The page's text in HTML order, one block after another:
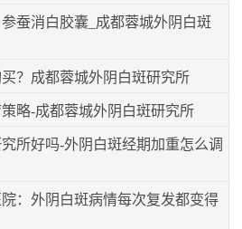
蚕消白胶囊_成都蓉城外阴白斑
？成都蓉城外阴白斑研究所
略-成都蓉城外阴白斑研究所
所好吗-外阴白斑经期加重怎么调
：外阴白斑病情每次复发都变得